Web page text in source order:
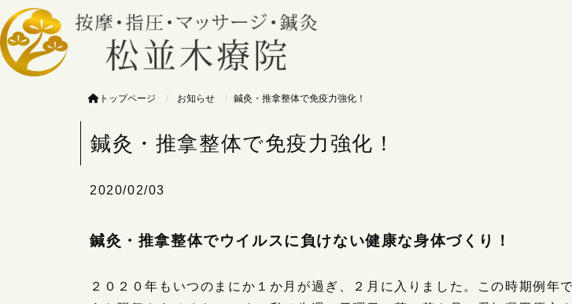
トップページ お知らせ 鍼灸・推拿整体で免疫力強化！
鍼灸・推拿整体で免疫力強化！
2020/02/03
鍼灸・推拿整体でウイルスに負けない健康な身体づくり！
２０２０年もいつのまにか１か月が過ぎ、２月に入りました。この時期例年